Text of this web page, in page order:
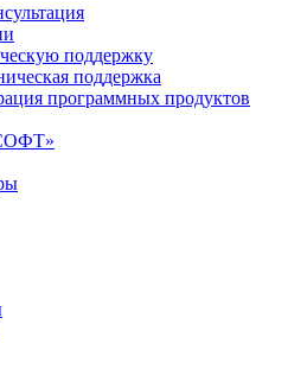
поддержку
поддержка
программных продуктов